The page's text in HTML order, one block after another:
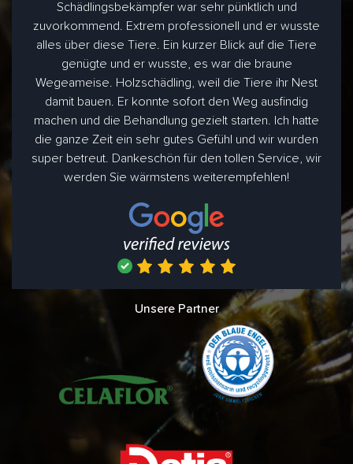
Schädlingsbekämpfer war sehr pünktlich und
zuvorkommend. Extrem professionell und er wusste
alles über diese Tiere. Ein kurzer Blick auf die Tiere
genügte und er wusste, es war die braune
Wegeameise. Holzschädling, weil die Tiere ihr Nest
damit bauen. Er konnte sofort den Weg ausfindig
machen und die Behandlung gezielt starten. Ich hatte
die ganze Zeit ein sehr gutes Gefühl und wir wurden
super betreut. Dankeschön für den tollen Service, wir
werden Sie wärmstens weiterempfehlen!
Unsere Partner